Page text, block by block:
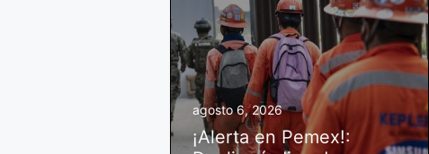
agosto 6, 2026
¡Alerta en Pemex!: